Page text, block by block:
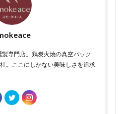
専門店。鶏炭火焼の真空パック
。ここにしかない美味しさを追求